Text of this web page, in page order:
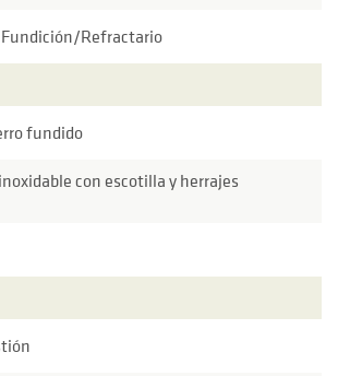
Refractario
fundido
con escotilla y herrajes